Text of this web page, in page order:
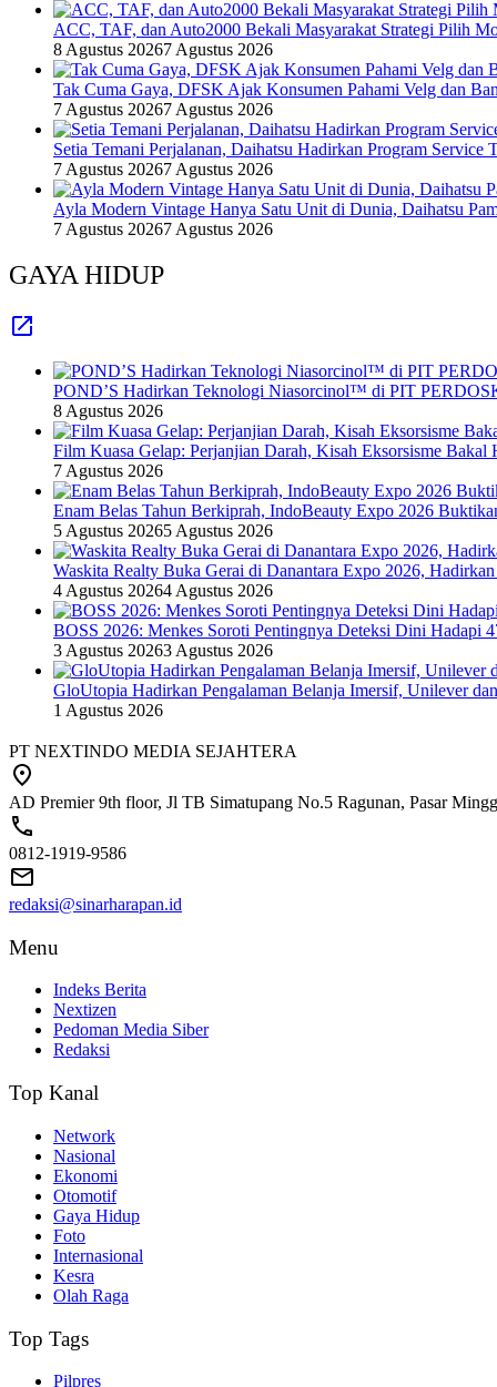
ACC, TAF, dan Auto2000 Bekali Masyarakat Strategi Pilih
8 Agustus 20267 Agustus 2026
Tak Cuma Gaya, DFSK Ajak Konsumen Pahami Velg dan
7 Agustus 20267 Agustus 2026
Setia Temani Perjalanan, Daihatsu Hadirkan Program
7 Agustus 20267 Agustus 2026
Ayla Modern Vintage Hanya Satu Unit di Dunia, Daihatsu
7 Agustus 20267 Agustus 2026
GAYA HIDUP
POND’S Hadirkan Teknologi Niasorcinol™ di PIT
8 Agustus 2026
Film Kuasa Gelap: Perjanjian Darah, Kisah Eksorsisme
7 Agustus 2026
Enam Belas Tahun Berkiprah, IndoBeauty Expo 2026
5 Agustus 20265 Agustus 2026
Waskita Realty Buka Gerai di Danantara Expo 2026,
4 Agustus 20264 Agustus 2026
BOSS 2026: Menkes Soroti Pentingnya Deteksi Dini Hadapi
3 Agustus 20263 Agustus 2026
GloUtopia Hadirkan Pengalaman Belanja Imersif, Unilever
1 Agustus 2026
PT NEXTINDO MEDIA SEJAHTERA
AD Premier 9th floor, Jl TB Simatupang No.5 Ragunan, Pasar
0812-1919-9586
redaksi@sinarharapan.id
Menu
Indeks Berita
Nextizen
Pedoman Media Siber
Redaksi
Top Kanal
Network
Nasional
Ekonomi
Otomotif
Gaya Hidup
Foto
Internasional
Kesra
Olah Raga
Top Tags
Pilpres